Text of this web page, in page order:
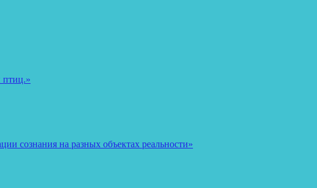
птиц.»
сознания на разных объектах реальности»